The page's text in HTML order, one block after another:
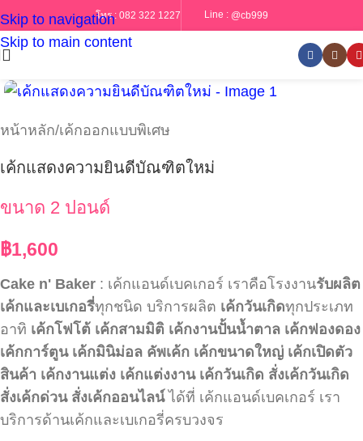
Skip to navigation
Skip to main content
โทร : 082 322 1227 Line : @cb999
หน้าหลัก/เค้กออกแบบพิเศษ
เค้กแสดงความยินดีบัณฑิตใหม่
ขนาด 2 ปอนด์
฿1,600
Cake n' Baker : เค้กแอนด์เบคเกอร์ เราคือโรงงานรับผลิต
เค้กและเบเกอรี่ทุกชนิด บริการผลิต เค้กวันเกิดทุกประเภท
อาทิ เค้กโฟโต้ เค้กสามมิติ เค้กงานปั้นน้ำตาล เค้กฟองดอง
เค้กการ์ตูน เค้กมินิม่อล คัพเค้ก เค้กขนาดใหญ่ เค้กเปิดตัว
สินค้า เค้กงานแต่ง เค้กแต่งงาน เค้กวันเกิด สั่งเค้กวันเกิด
สั่งเค้กด่วน สั่งเค้กออนไลน์ได้ที่ เค้กแอนด์เบคเกอร์ เรา
บริการด้านเค้กและเบเกอรี่ครบวงจร